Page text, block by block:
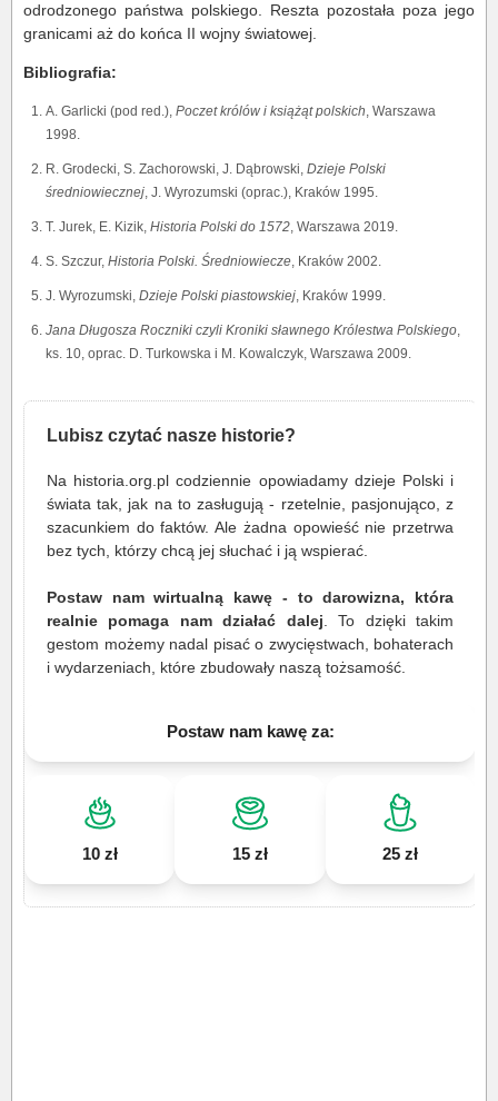
odrodzonego państwa polskiego. Reszta pozostała poza jego
granicami aż do końca II wojny światowej.
Bibliografia:
A. Garlicki (pod red.), Poczet królów i książąt polskich, Warszawa
1998.
R. Grodecki, S. Zachorowski, J. Dąbrowski, Dzieje Polski
średniowiecznej, J. Wyrozumski (oprac.), Kraków 1995.
T. Jurek, E. Kizik, Historia Polski do 1572, Warszawa 2019.
S. Szczur, Historia Polski. Średniowiecze, Kraków 2002.
J. Wyrozumski, Dzieje Polski piastowskiej, Kraków 1999.
Jana Długosza Roczniki czyli Kroniki sławnego Królestwa Polskiego,
ks. 10, oprac. D. Turkowska i M. Kowalczyk, Warszawa 2009.
Lubisz czytać nasze historie?
Na historia.org.pl codziennie opowiadamy dzieje Polski i
świata tak, jak na to zasługują - rzetelnie, pasjonująco, z
szacunkiem do faktów. Ale żadna opowieść nie przetrwa
bez tych, którzy chcą jej słuchać i ją wspierać.
Postaw nam wirtualną kawę - to darowizna, która
realnie pomaga nam działać dalej. To dzięki takim
gestom możemy nadal pisać o zwycięstwach, bohaterach
i wydarzeniach, które zbudowały naszą tożsamość.
Postaw nam kawę za:
10 zł 15 zł 25 zł